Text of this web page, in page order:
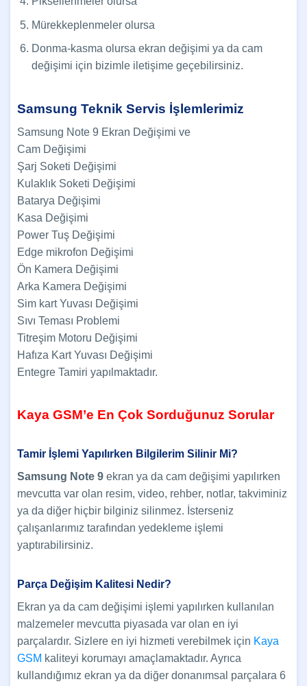
Mürekkeplenmeler olursa
Donma-kasma olursa ekran değişimi ya da cam
değişimi için bizimle iletişime geçebilirsiniz.
Samsung Teknik Servis İşlemlerimiz
Samsung Note 9 Ekran Değişimi ve
Cam Değişimi
Şarj Soketi Değişimi
Kulaklık Soketi Değişimi
Batarya Değişimi
Kasa Değişimi
Power Tuş Değişimi
Edge mikrofon Değişimi
Ön Kamera Değişimi
Arka Kamera Değişimi
Sim kart Yuvası Değişimi
Sıvı Teması Problemi
Titreşim Motoru Değişimi
Hafıza Kart Yuvası Değişimi
Entegre Tamiri yapılmaktadır.
Kaya GSM’e En Çok Sorduğunuz Sorular
Tamir İşlemi Yapılırken Bilgilerim Silinir Mi?
Samsung Note 9 ekran ya da cam değişimi yapılırken
mevcutta var olan resim, video, rehber, notlar, takviminiz
ya da diğer hiçbir bilginiz silinmez. İsterseniz
çalışanlarımız tarafından yedekleme işlemi
yaptırabilirsiniz.
Parça Değişim Kalitesi Nedir?
Ekran ya da cam değişimi işlemi yapılırken kullanılan
malzemeler mevcutta piyasada var olan en iyi
parçalardır. Sizlere en iyi hizmeti verebilmek için Kaya
GSM kaliteyi korumayı amaçlamaktadır. Ayrıca
kullandığımız ekran ya da diğer donanımsal parçalara 6